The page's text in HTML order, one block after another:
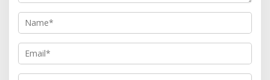
o
n